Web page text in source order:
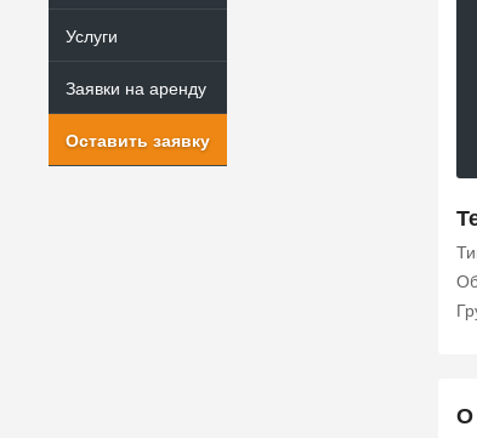
Услуги
Заявки на аренду
Оставить заявку
О